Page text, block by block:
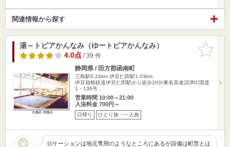
関連情報から探す
お気に入
りに追加
湯～トピアかんなみ（ゆートピアかんなみ）
4.0点/ 39 件
静岡県 / 田方郡函南町
三島駅6.24km 伊豆仁田駅1.03km
伊豆箱根鉄道伊豆仁田駅から徒歩20分東名高速沼津IC国道
1・136号…
営業時間 10:00～21:00
入浴料金 700円～
日帰り ひとり旅・一人旅
ロケーションは地元専用のようなところにあるが設備は町営とは